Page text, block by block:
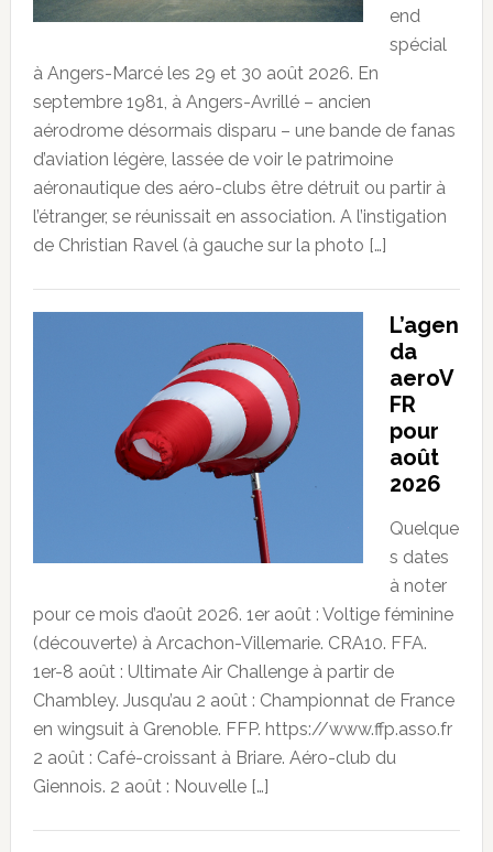
end
spécial
à Angers-Marcé les 29 et 30 août 2026. En
septembre 1981, à Angers-Avrillé – ancien
aérodrome désormais disparu – une bande de fanas
d’aviation légère, lassée de voir le patrimoine
aéronautique des aéro-clubs être détruit ou partir à
l’étranger, se réunissait en association. A l’instigation
de Christian Ravel (à gauche sur la photo […]
L’agen
da
aeroV
FR
pour
août
2026
Quelque
s dates
à noter
pour ce mois d’août 2026. 1er août : Voltige féminine
(découverte) à Arcachon-Villemarie. CRA10. FFA.
1er-8 août : Ultimate Air Challenge à partir de
Chambley. Jusqu’au 2 août : Championnat de France
en wingsuit à Grenoble. FFP. https://www.ffp.asso.fr
2 août : Café-croissant à Briare. Aéro-club du
Giennois. 2 août : Nouvelle […]